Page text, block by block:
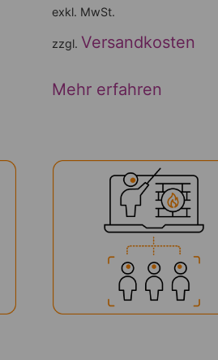
exkl. MwSt.
zzgl. Versandkosten
Mehr erfahren